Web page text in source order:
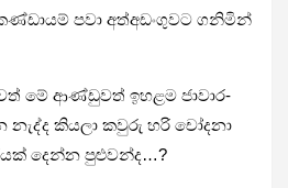
පවා අත්අ­ඩං­ගු­වට ගනි­මින්
මේ ආණ්ඩු­වත් ඉහ­ළම ජාවා­ර­
කියලා කවුරු හරි චෝදනා
දෙන්න පුළු­වන්ද…?